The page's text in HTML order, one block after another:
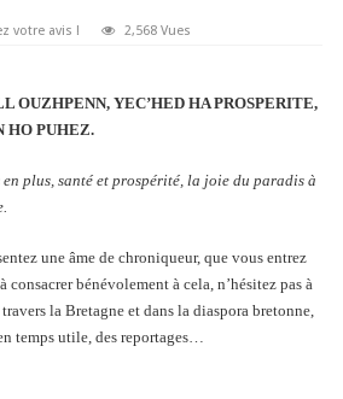
votre avis ! 2,568 Vues
OUZHPENN, YEC’HED HA PROSPERITE,
HO PUHEZ.
plus, santé et prospérité, la joie du paradis à
une âme de chroniqueur, que vous entrez
bénévolement à cela, n’hésitez pas à
la Bretagne et dans la diaspora bretonne,
temps utile, des reportages…